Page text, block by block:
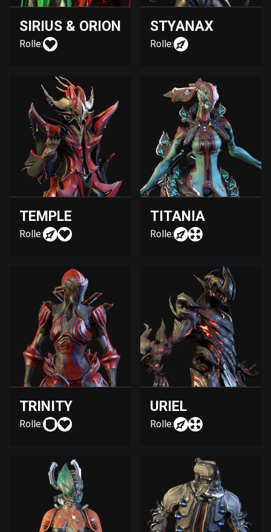
SIRIUS & ORION
Rolle:
STYANAX
Rolle:
TEMPLE
Rolle:
TITANIA
Rolle:
TRINITY
Rolle:
URIEL
Rolle: